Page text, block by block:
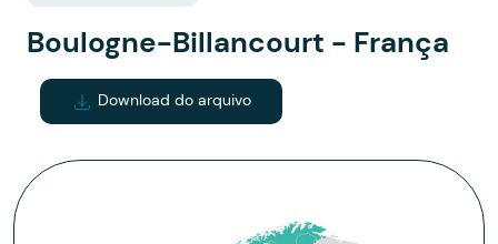
Boulogne-Billancourt - França
Download do arquivo